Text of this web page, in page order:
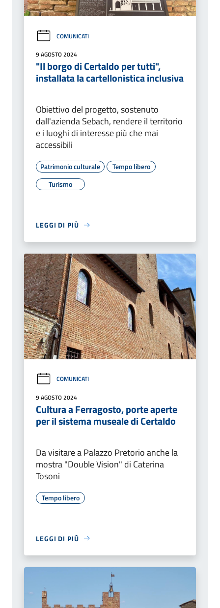
COMUNICATI
9 AGOSTO 2024
"Il borgo di Certaldo per tutti",
installata la cartellonistica inclusiva
Obiettivo del progetto, sostenuto
dall'azienda Sebach, rendere il territorio
e i luoghi di interesse più che mai
accessibili
Patrimonio culturale
Tempo libero
Turismo
LEGGI DI PIÙ
COMUNICATI
9 AGOSTO 2024
Cultura a Ferragosto, porte aperte
per il sistema museale di Certaldo
Da visitare a Palazzo Pretorio anche la
mostra "Double Vision" di Caterina
Tosoni
Tempo libero
LEGGI DI PIÙ